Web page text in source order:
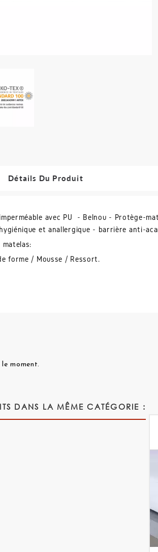
Détails Du Produit
avec PU - Belnou - Protège-
et anallergique - barrière anti-
forme / Mousse / Ressort.
moment.
DANS LA MÊME CATÉGORIE :